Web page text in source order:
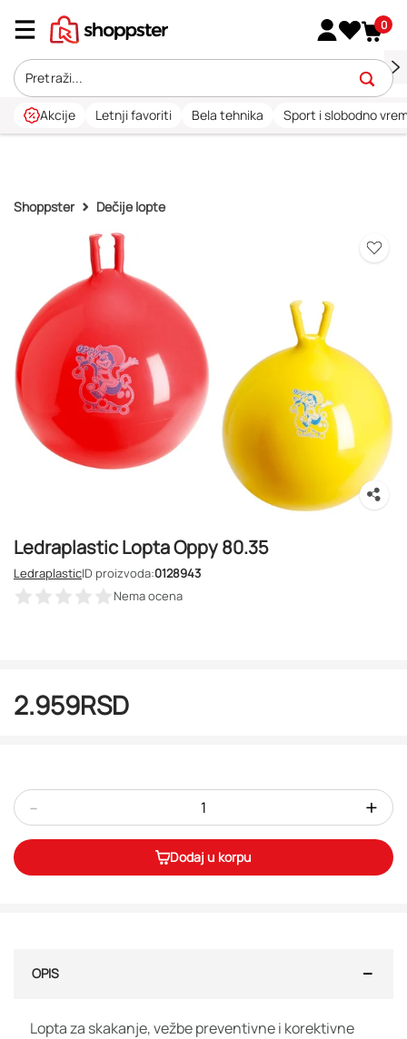
0
Akcije Letnji favoriti Bela tehnika Sport i slobodno
Shoppster Dečije lopte
Ledraplastic Lopta Oppy 80.35
LedraplasticID proizvoda:0128943
Nema ocena
2.959RSD
- +
Dodaj u korpu
OPIS
Lopta za skakanje, vežbe preventivne i korektivne